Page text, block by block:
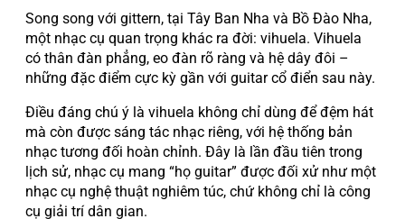
Song song với gittern, tại Tây Ban Nha và Bồ Đào Nha,
một nhạc cụ quan trọng khác ra đời: vihuela. Vihuela
có thân đàn phẳng, eo đàn rõ ràng và hệ dây đôi –
những đặc điểm cực kỳ gần với guitar cổ điển sau này.
Điều đáng chú ý là vihuela không chỉ dùng để đệm hát
mà còn được sáng tác nhạc riêng, với hệ thống bản
nhạc tương đối hoàn chỉnh. Đây là lần đầu tiên trong
lịch sử, nhạc cụ mang “họ guitar” được đối xử như một
nhạc cụ nghệ thuật nghiêm túc, chứ không chỉ là công
cụ giải trí dân gian.